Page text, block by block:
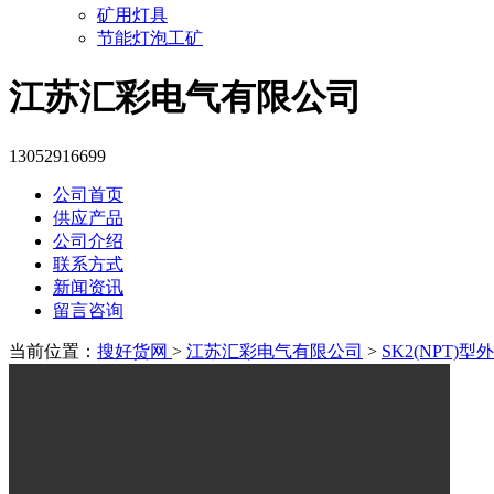
矿用灯具
节能灯泡工矿
江苏汇彩电气有限公司
13052916699
公司首页
供应产品
公司介绍
联系方式
新闻资讯
留言咨询
当前位置： 搜好货网 > 江苏汇彩电气有限公司 > SK2(NPT)型